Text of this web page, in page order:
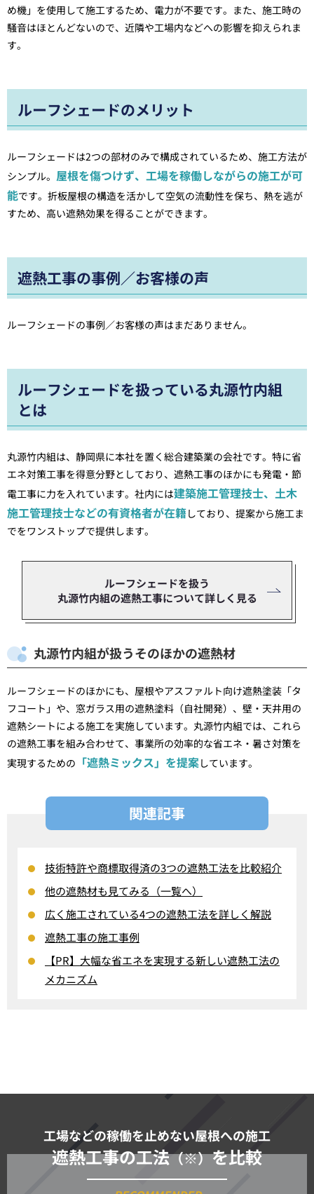
め機」を使用して施工するため、電力が不要です。また、施工時の
騒音はほとんどないので、近隣や工場内などへの影響を抑えられま
す。
ルーフシェードのメリット
ルーフシェードは2つの部材のみで構成されているため、施工方法が
シンプル。 屋根を傷つけず、工場を稼働しながらの施工が可
能です。折板屋根の構造を活かして空気の流動性を保ち、熱を逃が
すため、高い遮熱効果を得ることができます。
遮熱工事の事例／お客様の声
ルーフシェードの事例／お客様の声はまだありません。
ルーフシェードを扱っている丸源竹内組
とは
丸源竹内組は、静岡県に本社を置く総合建築業の会社です。特に省
エネ対策工事を得意分野としており、遮熱工事のほかにも発電・節
電工事に力を入れています。社内には建築施工管理技士、土木
施工管理技士などの有資格者が在籍しており、提案から施工ま
でをワンストップで提供します。
ルーフシェードを扱う
丸源竹内組の遮熱工事について詳しく見る
丸源竹内組が扱うそのほかの遮熱材
ルーフシェードのほかにも、屋根やアスファルト向け遮熱塗装「タ
フコート」や、窓ガラス用の遮熱塗料（自社開発）、壁・天井用の
遮熱シートによる施工を実施しています。丸源竹内組では、これら
の遮熱工事を組み合わせて、事業所の効率的な省エネ・暑さ対策を
実現するための 「遮熱ミックス」を提案しています。
関連記事
技術特許や商標取得済の3つの遮熱工法を比較紹介
他の遮熱材も見てみる（一覧へ）
広く施工されている4つの遮熱工法を詳しく解説
遮熱工事の施工事例
【PR】大幅な省エネを実現する新しい遮熱工法の
メカニズム
工場などの稼働を止めない屋根への施工
遮熱工事の工法（※）を比較